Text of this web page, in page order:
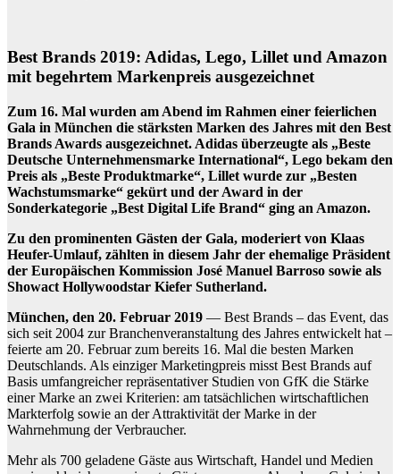
Best Brands 2019: Adidas, Lego, Lillet und Amazon
mit begehrtem Markenpreis ausgezeichnet
Zum 16. Mal wurden am Abend im Rahmen einer feierlichen
Gala in München die stärksten Marken des Jahres mit den Best
Brands Awards ausgezeichnet. Adidas überzeugte als „Beste
Deutsche Unternehmensmarke International“, Lego bekam den
Preis als „Beste Produktmarke“, Lillet wurde zur „Besten
Wachstumsmarke“ gekürt und der Award in der
Sonderkategorie „Best Digital Life Brand“ ging an Amazon.
Zu den prominenten Gästen der Gala, moderiert von Klaas
Heufer-Umlauf, zählten in diesem Jahr der ehemalige Präsident
der Europäischen Kommission José Manuel Barroso sowie als
Showact Hollywoodstar Kiefer Sutherland.
München, den 20. Februar 2019 — Best Brands – das Event, das
sich seit 2004 zur Branchenveranstaltung des Jahres entwickelt hat –
feierte am 20. Februar zum bereits 16. Mal die besten Marken
Deutschlands. Als einziger Marketingpreis misst Best Brands auf
Basis umfangreicher repräsentativer Studien von GfK die Stärke
einer Marke an zwei Kriterien: am tatsächlichen wirtschaftlichen
Markterfolg sowie an der Attraktivität der Marke in der
Wahrnehmung der Verbraucher.
Mehr als 700 geladene Gäste aus Wirtschaft, Handel und Medien